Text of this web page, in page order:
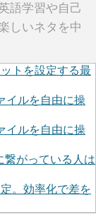
語学習や自己
しいネタを中
トを設定する最
イルを自由に操
イルを自由に操
繋がっている人は
。効率化で差を